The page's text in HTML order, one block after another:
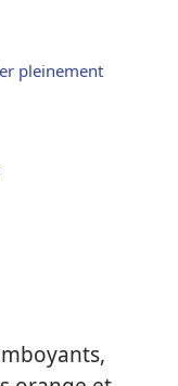
pleinement